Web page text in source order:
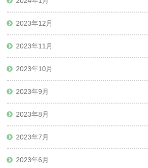
2023年12月
2023年11月
2023年10月
2023年9月
2023年8月
2023年7月
2023年6月